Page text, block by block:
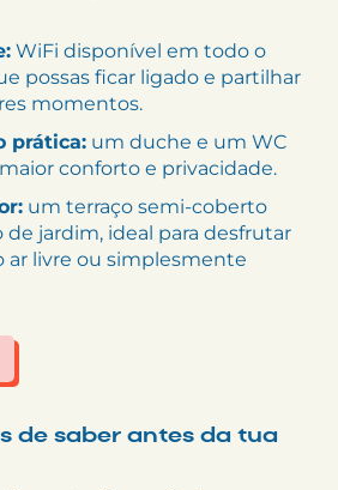
WiFi disponível em todo o
possas ficar ligado e partilhar
momentos.
prática: um duche e um WC
conforto e privacidade.
um terraço semi-coberto
jardim, ideal para desfrutar
ar livre ou simplesmente
de saber antes da tua